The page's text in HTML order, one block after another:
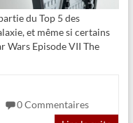
du Top 5 des
et même si certains
Wars Episode VII The
0 Commentaires